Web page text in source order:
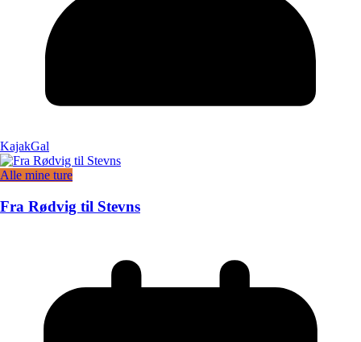
KajakGal
Alle mine ture
Fra Rødvig til Stevns